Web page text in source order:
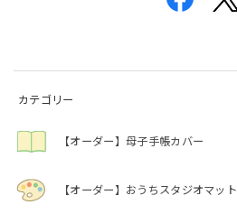
カテゴリー
【オーダー】母子手帳カバー
【オーダー】おうちスタジオマット